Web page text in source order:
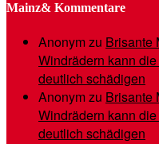
Mainz& Kommentare
Anonymzu Brisante
Windrädern kann
deutlich schädigen
Anonymzu Brisante
Windrädern kann
deutlich schädigen